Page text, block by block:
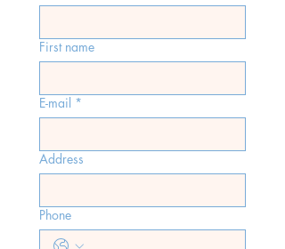
First name
E-mail *
Address
Phone